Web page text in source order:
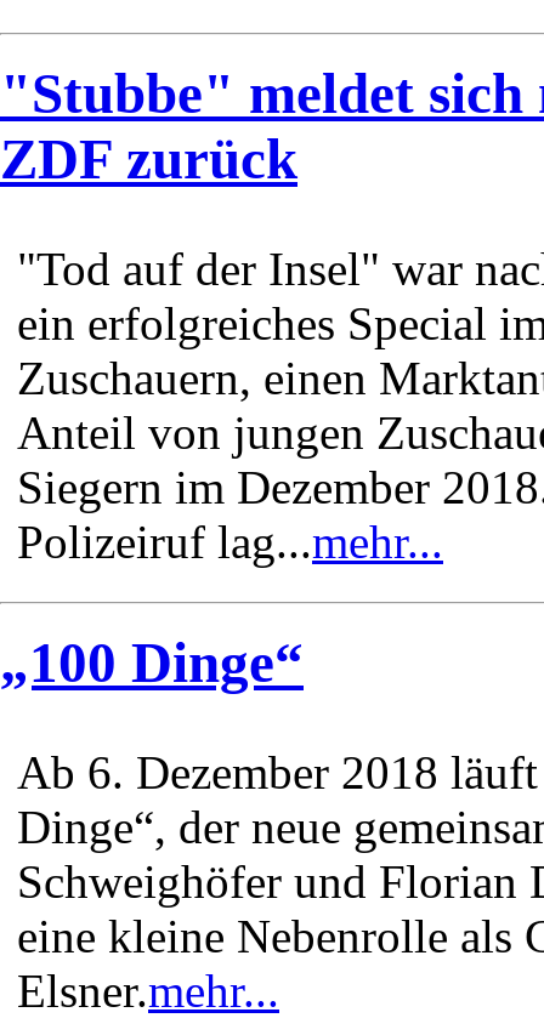
"Stubbe" meldet
ZDF zurück
"Tod auf der Insel" war
ein erfolgreiches Special
Zuschauern, einen
Anteil von jungen
Siegern im Dezember
Polizeiruf lag...mehr...
„100 Dinge“
Ab 6. Dezember 2018
Dinge“, der neue
Schweighöfer und
eine kleine Nebenrolle als
Elsner.mehr...